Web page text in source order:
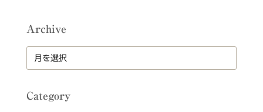
Archive
h
Category